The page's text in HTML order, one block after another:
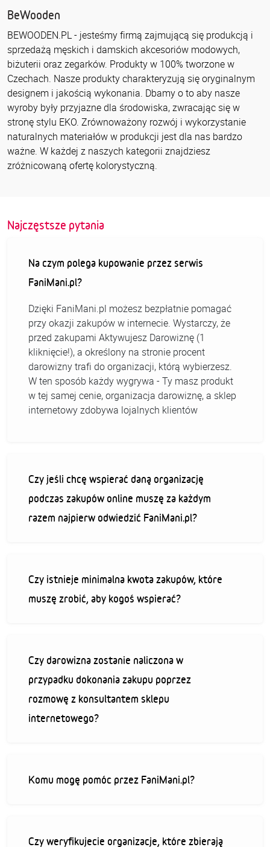
BeWooden
BEWOODEN.PL- jesteśmy firmą zajmującą się produkcją i
sprzedażą męskich i damskich akcesoriów modowych,
biżuterii oraz zegarków. Produkty w 100% tworzone w
Czechach. Nasze produkty charakteryzują się oryginalnym
designem i jakością wykonania. Dbamy o to aby nasze
wyroby były przyjazne dla środowiska, zwracając się w
stronę stylu EKO. Zrównoważony rozwój i wykorzystanie
naturalnych materiałów w produkcji jest dla nas bardzo
ważne. W każdej z naszych kategorii znajdziesz
zróżnicowaną ofertę kolorystyczną.
Najczęstsze pytania
Na czym polega kupowanie przez serwis
FaniMani.pl?
Dzięki FaniMani.pl możesz bezpłatnie pomagać
przy okazji zakupów w internecie. Wystarczy, że
przed zakupami Aktywujesz Darowiznę (1
kliknięcie!), a określony na stronie procent
darowizny trafi do organizacji, którą wybierzesz.
W ten sposób każdy wygrywa - Ty masz produkt
w tej samej cenie, organizacja darowiznę, a sklep
internetowy zdobywa lojalnych klientów
Czy jeśli chcę wspierać daną organizację
podczas zakupów online muszę za każdym
razem najpierw odwiedzić FaniMani.pl?
Czy istnieje minimalna kwota zakupów, które
muszę zrobić, aby kogoś wspierać?
Czy darowizna zostanie naliczona w
przypadku dokonania zakupu poprzez
rozmowę z konsultantem sklepu
internetowego?
Komu mogę pomóc przez FaniMani.pl?
Czy weryfikujecie organizacje, które zbierają